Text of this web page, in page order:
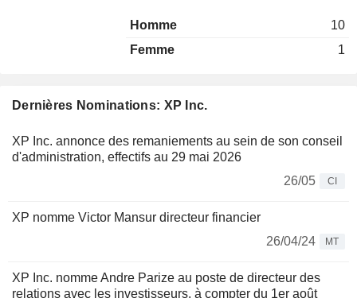
Dernières Nominations: XP Inc.
XP Inc. annonce des remaniements au sein de son conseil
d'administration, effectifs au 29 mai 2026
26/05
CI
XP nomme Victor Mansur directeur financier
26/04/24
MT
XP Inc. nomme Andre Parize au poste de directeur des
relations avec les investisseurs, à compter du 1er août
Homme
10
Femme
1